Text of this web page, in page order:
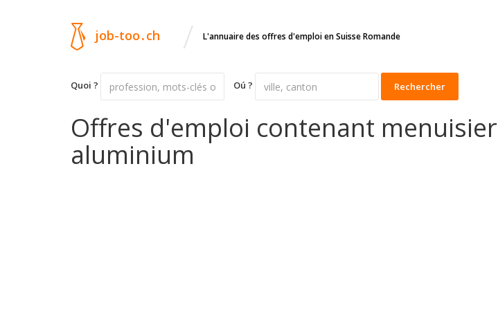
job-too.ch / L'annuaire des offres d'emploi en Suisse Romande
Quoi ? Oú ? Rechercher
Offres d'emploi contenant menuisier
aluminium